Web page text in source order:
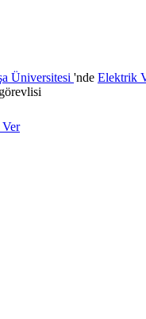
Üniversitesi 'nde Elektrik